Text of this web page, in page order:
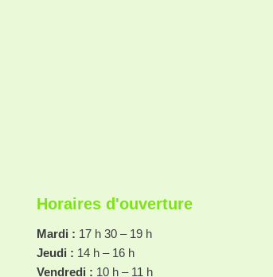
Horaires d'ouverture
Mardi : 17 h 30 – 19 h
Jeudi : 14 h – 16 h
Vendredi : 10 h – 11 h